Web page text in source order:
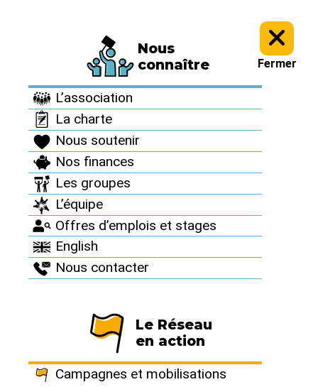
Nous
connaître
L’association
La charte
Nous soutenir
Nos finances
Les groupes
L’équipe
Offres d’emplois et stages
English
Nous contacter
Le Réseau
en action
Campagnes et mobilisations
Fermer
Informez vous > Des accidents nucléaires partout >
Des accidents
nucléaires partout
France : Saint-